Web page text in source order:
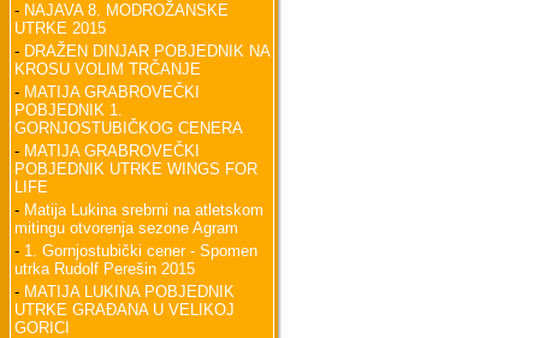
- NAJAVA 8. MODROŽANSKE
UTRKE 2015
- DRAŽEN DINJAR POBJEDNIK NA
KROSU VOLIM TRČANJE
- MATIJA GRABROVEČKI
POBJEDNIK 1.
GORNJOSTUBIČKOG CENERA
- MATIJA GRABROVEČKI
POBJEDNIK UTRKE WINGS FOR
LIFE
- Matija Lukina srebrni na atletskom
mitingu otvorenja sezone Agram
- 1. Gornjostubički cener - Spomen
utrka Rudolf Perešin 2015
- MATIJA LUKINA POBJEDNIK
UTRKE GRAĐANA U VELIKOJ
GORICI